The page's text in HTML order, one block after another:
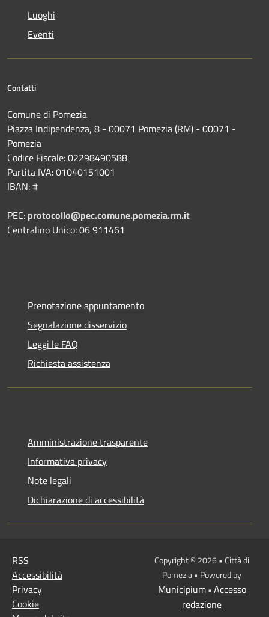
Luoghi
Eventi
Contatti
Comune di Pomezia
Piazza Indipendenza, 8 - 00071 Pomezia (RM) - 00071 -
Pomezia
Codice Fiscale: 02298490588
Partita IVA: 01040151001
IBAN: #
PEC: protocollo@pec.comune.pomezia.rm.it
Centralino Unico: 06 911461
Prenotazione appuntamento
Segnalazione disservizio
Leggi le FAQ
Richiesta assistenza
Amministrazione trasparente
Informativa privacy
Note legali
Dichiarazione di accessibilità
RSS
Accessibilità
Privacy
Cookie
Copyright © 2026 • Città di
Pomezia • Powered by
Municipium• Accesso
redazione